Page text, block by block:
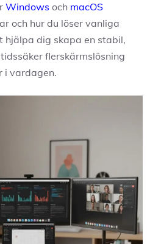
Windows och macOS
och hur du löser vanliga
hjälpa dig skapa en stabil,
flerskärmslösning
i vardagen.